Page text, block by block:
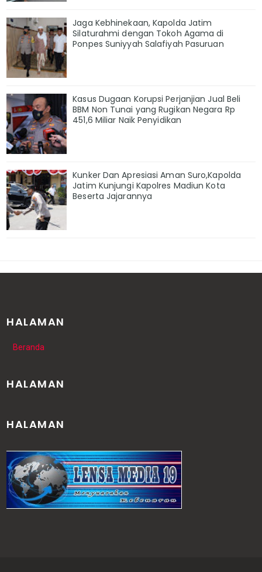
Jaga Kebhinekaan, Kapolda Jatim
Silaturahmi dengan Tokoh Agama di
Ponpes Suniyyah Salafiyah Pasuruan
Kasus Dugaan Korupsi Perjanjian Jual Beli
BBM Non Tunai yang Rugikan Negara Rp
451,6 Miliar Naik Penyidikan
Kunker Dan Apresiasi Aman Suro,Kapolda
Jatim Kunjungi Kapolres Madiun Kota
Beserta Jajarannya
HALAMAN
Beranda
HALAMAN
HALAMAN